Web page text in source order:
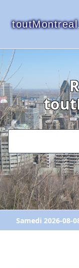
toutMontreal
Samedi 2026-08-